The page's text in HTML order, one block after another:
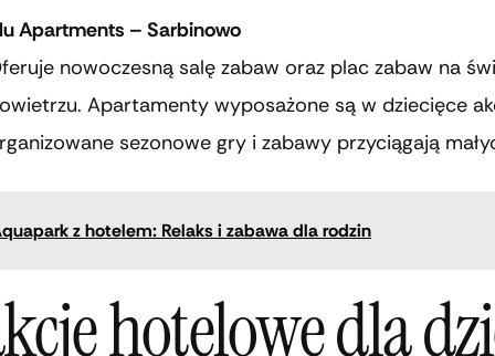
Apartments – Sarbinowo
nowoczesną salę zabaw oraz plac zabaw na
Apartamenty wyposażone są w dziecięce
sezonowe gry i zabawy przyciągają
z hotelem: Relaks i zabawa dla rodzin
hotelowe dla